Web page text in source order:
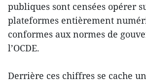
publiques sont censées opérer
plateformes entièrement
conformes aux normes de
l’OCDE.
Derrière ces chiffres se cache